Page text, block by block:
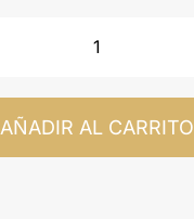
Trufas
Coco
AÑADIR AL CARRITO